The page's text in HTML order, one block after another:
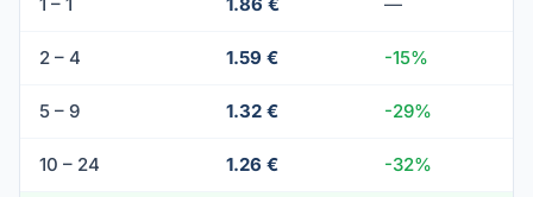
2 – 4 1.59 € -15%
5 – 9 1.32 € -29%
10 – 24 1.26 € -32%